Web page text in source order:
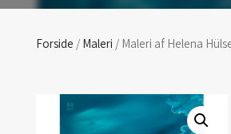
Forside / Maleri / Maleri af Helena